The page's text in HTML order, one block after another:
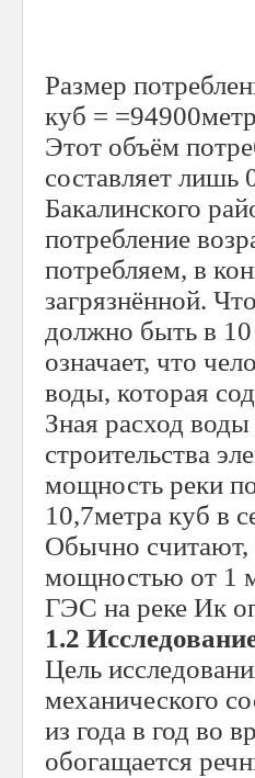
Размер
куб =
Этот объём
составляет лишь
Бакалинского
потребление
потребляем, в
загрязнённой.
должно быть в
означает, что
воды, которая
Зная расход
строительства
мощность реки
10,7метра куб в
Обычно считают,
мощностью от 1
ГЭС на реке Ик
1.2
Цель
механического
из года в год во
обогащается